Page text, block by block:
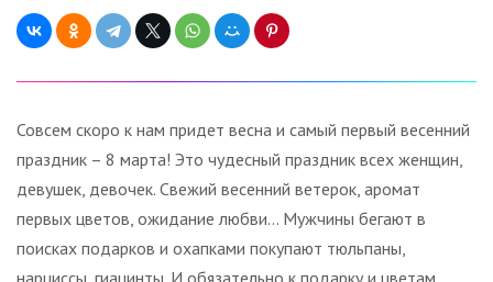
Совсем скоро к нам придет весна и самый первый весенний
праздник – 8 марта! Это чудесный праздник всех женщин,
девушек, девочек. Свежий весенний ветерок, аромат
первых цветов, ожидание любви... Мужчины бегают в
поисках подарков и охапками покупают тюльпаны,
нарциссы, гиацинты. И обязательно к подарку и цветам